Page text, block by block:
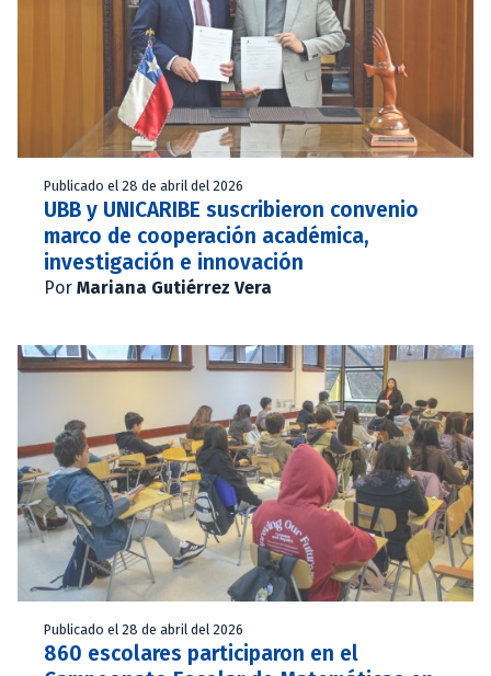
Publicado el 28 de abril del 2026
UBB y UNICARIBE suscribieron convenio
marco de cooperación académica,
investigación e innovación
Por Mariana Gutiérrez Vera
Publicado el 28 de abril del 2026
860 escolares participaron en el